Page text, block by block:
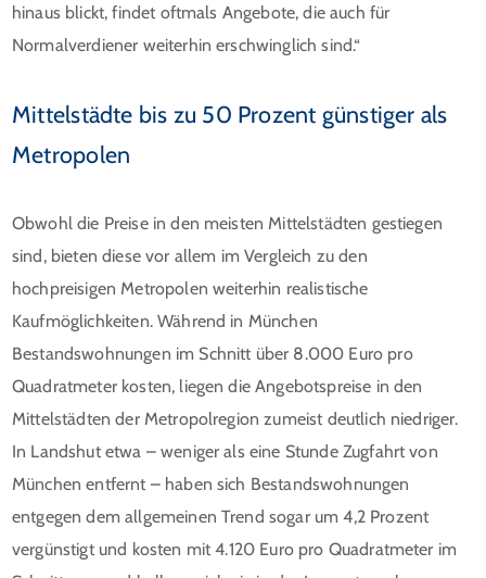
hinaus blickt, findet oftmals Angebote, die auch für
Normalverdiener weiterhin erschwinglich sind.“
Mittelstädte bis zu 50 Prozent günstiger als
Metropolen
Obwohl die Preise in den meisten Mittelstädten gestiegen
sind, bieten diese vor allem im Vergleich zu den
hochpreisigen Metropolen weiterhin realistische
Kaufmöglichkeiten. Während in München
Bestandswohnungen im Schnitt über 8.000 Euro pro
Quadratmeter kosten, liegen die Angebotspreise in den
Mittelstädten der Metropolregion zumeist deutlich niedriger.
In Landshut etwa – weniger als eine Stunde Zugfahrt von
München entfernt – haben sich Bestandswohnungen
entgegen dem allgemeinen Trend sogar um 4,2 Prozent
vergünstigt und kosten mit 4.120 Euro pro Quadratmeter im